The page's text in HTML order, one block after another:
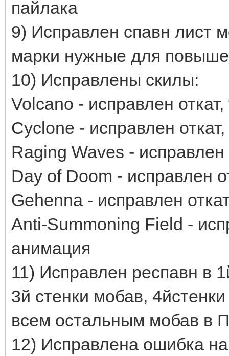
пайлака
9) Исправлен спавн лист
марки нужные для
10) Исправлены скилы:
Volcano - исправлен
Cyclone - исправлен
Raging Waves -
Day of Doom - исправлен
Gehenna - исправлен
Anti-Summoning Field -
анимация
11) Исправлен респавн в
3й стенки мобав,
всем остальным мобав в
12) Исправлена ошибка